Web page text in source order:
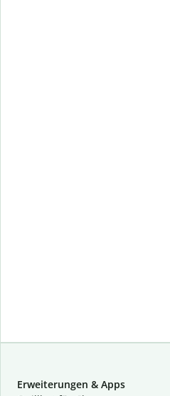
Erweiterungen & Apps